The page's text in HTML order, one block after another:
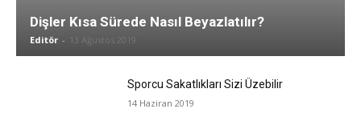
Dişler Kısa Sürede Nasıl Beyazlatılır?
Editör - 13 Ağustos 2019
Sporcu Sakatlıkları Sizi Üzebilir
14 Haziran 2019